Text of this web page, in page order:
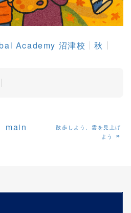
Academy 沼津校 秋
main
散歩しよう、雲を見上げ
よう
»